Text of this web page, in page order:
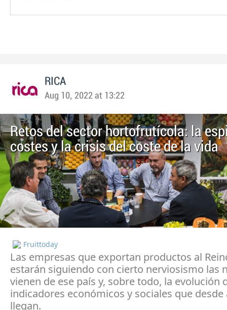
RICA
Aug 10, 2022 at 13:22
Retos del sector hortofrutícola: la
costes y la crisis del coste de la vida
Fruittoday
Las empresas que exportan productos al
estarán siguiendo con cierto nerviosismo las
vienen de ese país y, sobre todo, la evolución
indicadores económicos y sociales que desde
llegan.